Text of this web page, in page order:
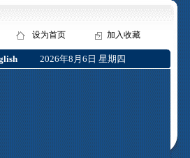
设为首页 加入收藏
2026年8月6日 星期四